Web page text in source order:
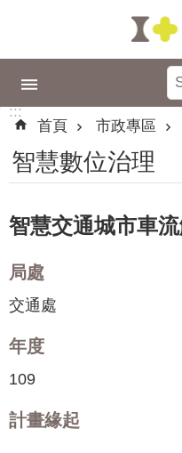
政
專
區
城
品
牌
認
識
義
新
:::
首頁
市政專區
智慧數位治理
智慧交通城市車
局處
交通處
年度
109
計畫緣起